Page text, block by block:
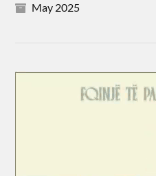
May 2025